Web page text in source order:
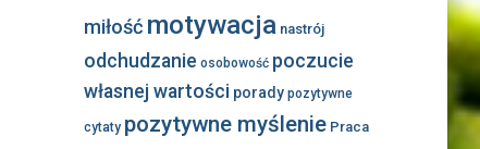
miłość motywacja nastrój
odchudzanie osobowość poczucie
własnej wartości porady pozytywne
cytaty pozytywne myślenie Praca